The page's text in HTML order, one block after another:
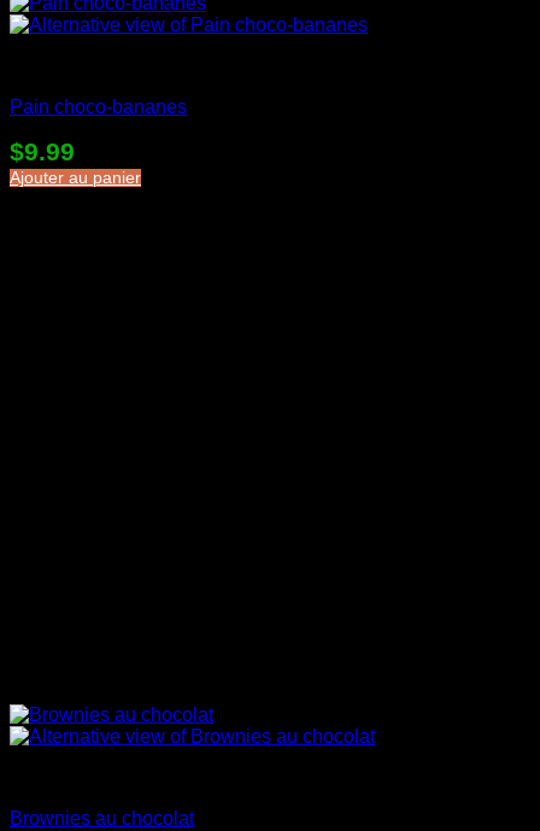
Pain choco-bananes
$9.99
Ajouter au panier
Brownies au chocolat